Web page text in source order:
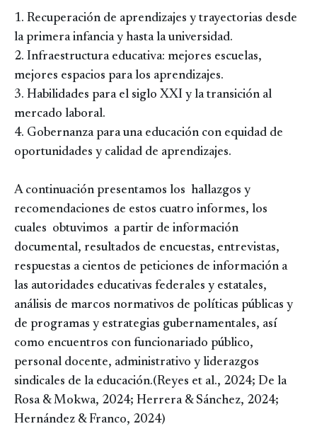
1. Recuperación de aprendizajes y trayectorias desde
la primera infancia y hasta la universidad.
2. Infraestructura educativa: mejores escuelas,
mejores espacios para los aprendizajes.
3. Habilidades para el siglo XXI y la transición al
mercado laboral.
4. Gobernanza para una educación con equidad de
oportunidades y calidad de aprendizajes.
A continuación presentamos los hallazgos y
recomendaciones de estos cuatro informes, los
cuales obtuvimos a partir de información
documental, resultados de encuestas, entrevistas,
respuestas a cientos de peticiones de información a
las autoridades educativas federales y estatales,
análisis de marcos normativos de políticas públicas y
de programas y estrategias gubernamentales, así
como encuentros con funcionariado público,
personal docente, administrativo y liderazgos
sindicales de la educación.(Reyes et al., 2024; De la
Rosa & Mokwa, 2024; Herrera & Sánchez, 2024;
Hernández & Franco, 2024)